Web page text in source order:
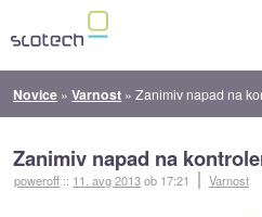
Novice »Varnost »Zanimiv napad na
Zanimiv napad na
poweroff :: 11. avg 2013ob 17:21 Varnost